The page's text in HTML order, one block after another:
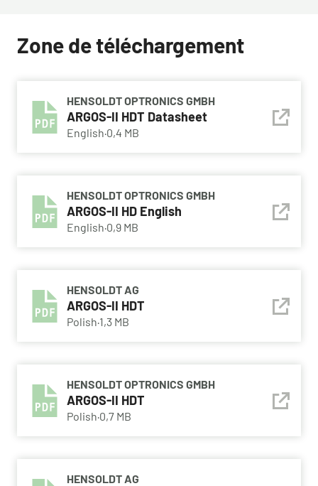
Zone de téléchargement
HENSOLDT OPTRONICS GMBH
ARGOS-II HDT Datasheet
English·0,4 MB
HENSOLDT OPTRONICS GMBH
ARGOS-II HD English
English·0,9 MB
HENSOLDT AG
ARGOS-II HDT
Polish·1,3 MB
HENSOLDT OPTRONICS GMBH
ARGOS-II HDT
Polish·0,7 MB
HENSOLDT AG